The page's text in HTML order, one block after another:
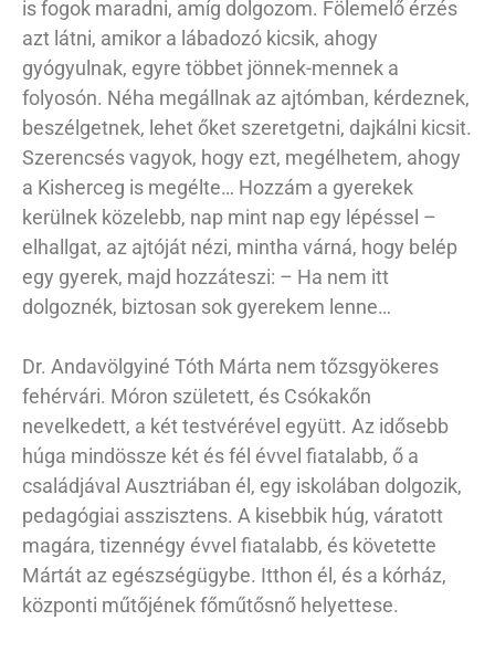
is fogok maradni, amíg dolgozom. Fölemelő érzés
azt látni, amikor a lábadozó kicsik, ahogy
gyógyulnak, egyre többet jönnek-mennek a
folyosón. Néha megállnak az ajtómban, kérdeznek,
beszélgetnek, lehet őket szeretgetni, dajkálni kicsit.
Szerencsés vagyok, hogy ezt, megélhetem, ahogy
a Kisherceg is megélte… Hozzám a gyerekek
kerülnek közelebb, nap mint nap egy lépéssel –
elhallgat, az ajtóját nézi, mintha várná, hogy belép
egy gyerek, majd hozzáteszi: – Ha nem itt
dolgoznék, biztosan sok gyerekem lenne…
Dr. Andavölgyiné Tóth Márta nem tőzsgyökeres
fehérvári. Móron született, és Csókakőn
nevelkedett, a két testvérével együtt. Az idősebb
húga mindössze két és fél évvel fiatalabb, ő a
családjával Ausztriában él, egy iskolában dolgozik,
pedagógiai asszisztens. A kisebbik húg, váratott
magára, tizennégy évvel fiatalabb, és követette
Mártát az egészségügybe. Itthon él, és a kórház,
központi műtőjének főműtősnő helyettese.